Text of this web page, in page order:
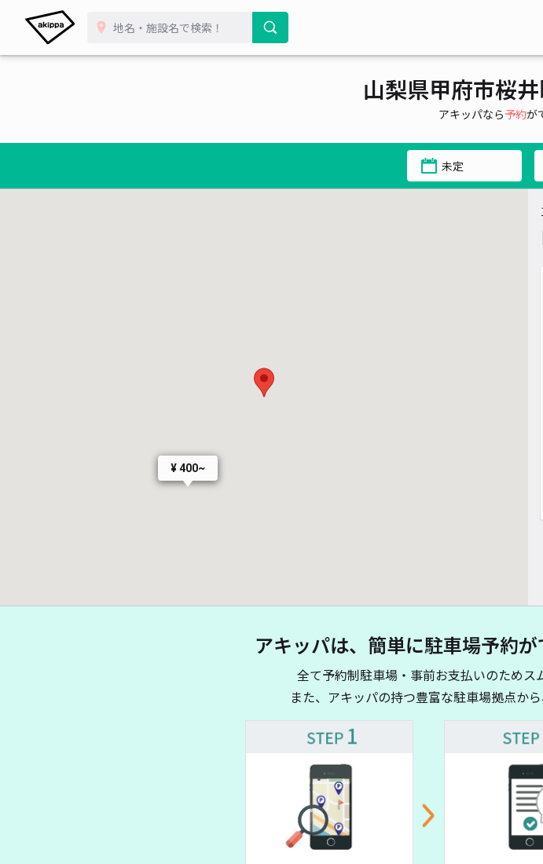
山梨県甲府市桜
アキッパなら予約が
未定
¥ 400~
アキッパは、簡単に駐車場予約
全て予約制駐車場・事前お支払いのためス
また、アキッパの持つ豊富な駐車場拠点か